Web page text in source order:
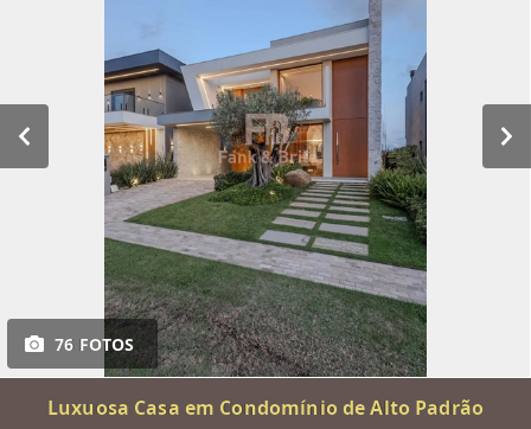
76 FOTOS
Luxuosa Casa em Condomínio de Alto Padrão